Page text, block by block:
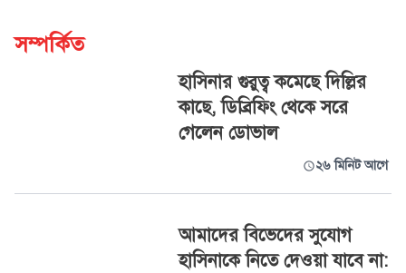
সম্পর্কিত
হাসিনার গুরুত্ব কমেছে দিল্লির
কাছে, ডিব্রিফিং থেকে সরে
গেলেন ডোভাল
২৬ মিনিট আগে
আমাদের বিভেদের সুযোগ
হাসিনাকে নিতে দেওয়া যাবে না: